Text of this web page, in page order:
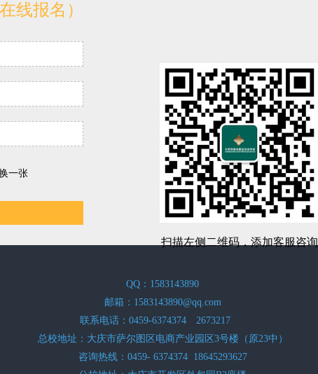
线报名）
一张
扫描左侧二维码，添加客服咨询
QQ：1583143890
邮箱：1583143890@qq.com
联系电话：0459-6374374 2673217
总校地址：大庆市萨尔图区电商产业园区3号楼（原23中）
咨询热线：0459- 6374374 18645293627